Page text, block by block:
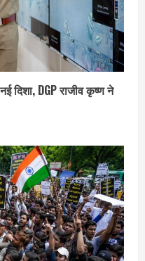
दिशा, DGP राजीव कृष्ण ने